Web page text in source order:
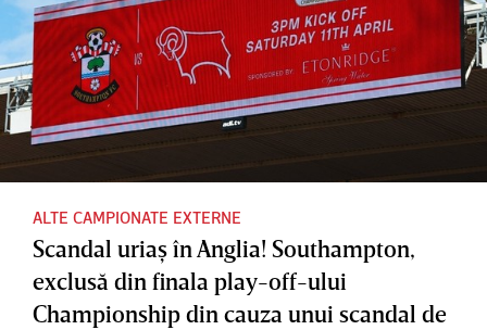
ALTE CAMPIONATE EXTERNE
Scandal uriaş în Anglia! Southampton,
exclusă din finala play-off-ului
Championship din cauza unui scandal de